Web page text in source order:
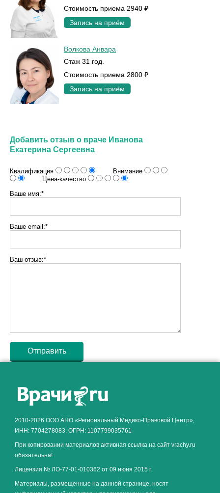
Стоимость приема 2940 ₽
Запись на приём
Волкова Анвара
Стаж 31 год.
Стоимость приема 2800 ₽
Запись на приём
Добавить отзыв о враче Иванова
Екатерина Сергеевна
Квалификация
Внимание
Цена-качество
Ваше имя:*
Ваше email:*
Ваш отзыв:*
2010-2026 ООО АНО «Региональный Медико-Правовой Центр»,
ИНН: 7704278083, ОГРН: 1107799035761
При копировании материалов активная ссылка на сайт vrachy.ru
обязательна!
Лицензия № ЛО-77-01-010362 от 09 июня 2015 г.
Материалы, размещенные на данной странице, носят